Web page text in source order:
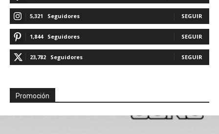
5,321 Seguidores SEGUIR
1,844 Seguidores SEGUIR
23,782 Seguidores SEGUIR
Promoción